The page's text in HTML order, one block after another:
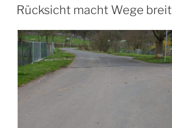
AM
Rücksicht macht Wege breit